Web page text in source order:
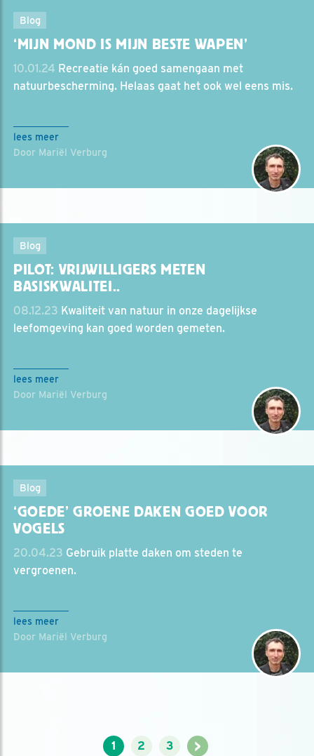
Blog
‘MIJN MOND IS MIJN BESTE WAPEN’
10.01.24 Recreatie kán goed samengaan met
natuurbescherming. Helaas gaat het ook wel eens mis.
lees meer
Door Mariël Verburg
Blog
PILOT: VRIJWILLIGERS METEN
BASISKWALITEI..
08.12.23 Kwaliteit van natuur in onze dagelijkse
leefomgeving kan goed worden gemeten.
lees meer
Door Mariël Verburg
Blog
‘GOEDE’ GROENE DAKEN GOED VOOR
VOGELS
20.04.23 Gebruik platte daken om steden te
vergroenen.
lees meer
Door Mariël Verburg
1 2 3 >